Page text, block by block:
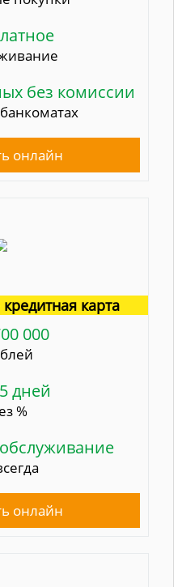
без комиссии
онлайн
карта
000
дней
%
онлайн